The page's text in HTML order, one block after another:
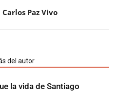
Paz Vivo
del autor
la vida de Santiago